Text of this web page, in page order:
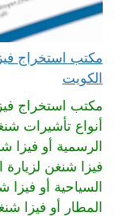
الكويت
مكتب استخراج
أنواع تأشيرات
الرسمية أو فيزا
فيزا شنغن لزيارة
السياحية أو فيزا
المطار أو فيزا